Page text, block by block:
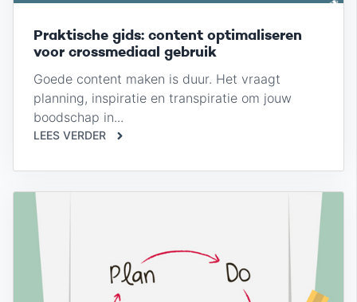
Praktische gids: content optimaliseren
voor crossmediaal gebruik
Goede content maken is duur. Het vraagt
planning, inspiratie en transpiratie om jouw
boodschap in...
LEES VERDER